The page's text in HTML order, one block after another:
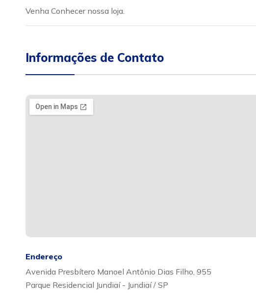
Venha Conhecer nossa loja.
Informações de Contato
Endereço
Avenida Presbítero Manoel Antônio Dias Filho, 955
Parque Residencial Jundiaí - Jundiaí / SP